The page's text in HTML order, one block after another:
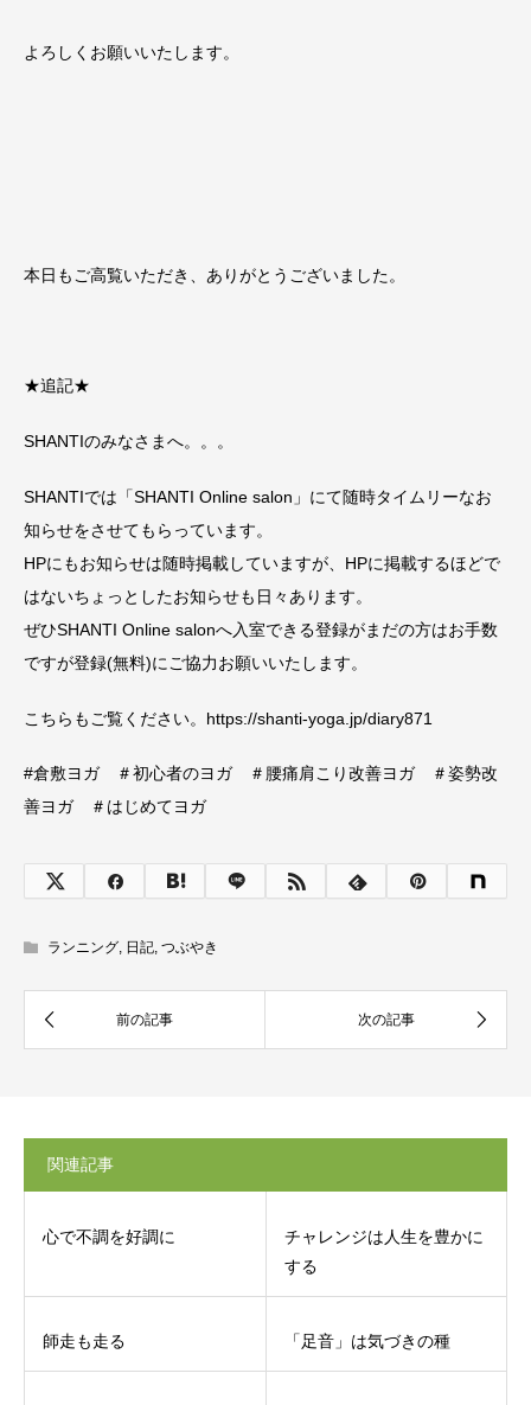
よろしくお願いいたします。
本日もご高覧いただき、ありがとうございました。
★追記★
SHANTIのみなさまへ。。。
SHANTIでは「SHANTI Online salon」にて随時タイムリーなお
知らせをさせてもらっています。
HPにもお知らせは随時掲載していますが、HPに掲載するほどで
はないちょっとしたお知らせも日々あります。
ぜひSHANTI Online salonへ入室できる登録がまだの方はお手数
ですが登録(無料)にご協力お願いいたします。
こちらもご覧ください。https://shanti-yoga.jp/diary871
#倉敷ヨガ ＃初心者のヨガ ＃腰痛肩こり改善ヨガ ＃姿勢改
善ヨガ ＃はじめてヨガ
ランニング, 日記, つぶやき
関連記事
心で不調を好調に
チャレンジは人生を豊かに
する
師走も走る 「足音」は気づきの種